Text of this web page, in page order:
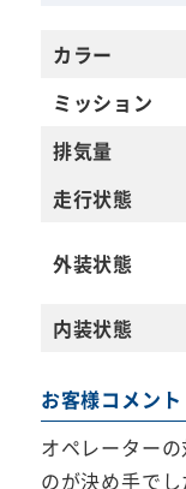
カラー
ミッション
排気量
走行状態
外装状態
内装状態
お客様コメント
オペレーター
のが決め手で